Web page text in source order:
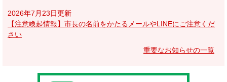
2026年7月23日更新
【注意喚起情報】市長の名前をかたるメールやLINEにご注意くだ
さい
重要なお知らせの一覧